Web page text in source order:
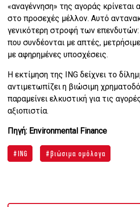
«αναγέννηση» της αγοράς κρίνεται
στο προσεχές μέλλον. Αυτό
γενικότερη στροφή των επενδυτών:
που συνδέονται με απτές,
με αφηρημένες υποσχέσεις.
Η εκτίμηση της ING δείχνει το
αντιμετωπίζει η βιώσιμη
παραμείνει ελκυστική για τις
αξιοπιστία.
Πηγή: Environmental Finance
ING βιώσιμα ομόλογα